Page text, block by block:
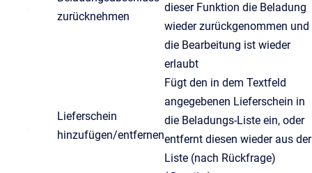
zurücknehmen
dieser Funktion die Beladung
wieder zurückgenommen und
die Bearbeitung ist wieder
erlaubt
Lieferschein
hinzufügen/entfernen
Fügt den in dem Textfeld
angegebenen Lieferschein in
die Beladungs-Liste ein, oder
entfernt diesen wieder aus der
Liste (nach Rückfrage)